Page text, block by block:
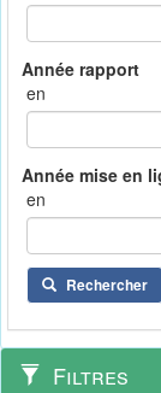
en
en
Rechercher
Filtres